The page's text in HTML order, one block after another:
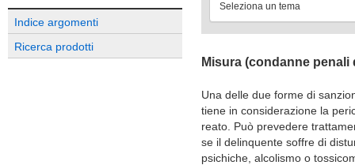
Indice argomenti
Ricerca prodotti
Seleziona un tema
Misura (condanne penali
Una delle due forme di
tiene in considerazione la
reato. Può prevedere
se il delinquente soffre di
psichiche, alcolismo o